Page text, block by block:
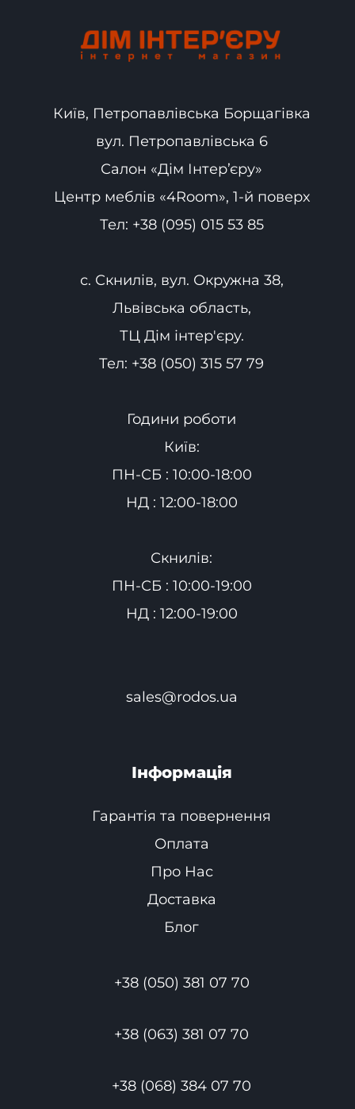
Київ, Петропавлівська Борщагівка
вул. Петропавлівська 6
Салон «Дім Інтер’єру»
Центр меблів «4Room», 1-й поверх
Тел: +38 (095) 015 53 85
с. Скнилів, вул. Окружна 38,
Львівська область,
ТЦ Дім інтер'єру.
Тел: +38 (050) 315 57 79
Години роботи
Київ:
ПН-СБ : 10:00-18:00
НД : 12:00-18:00
Скнилів:
ПН-СБ : 10:00-19:00
НД : 12:00-19:00
sales@rodos.ua
Інформація
Гарантія та повернення
Оплата
Про Нас
Доставка
Блог
+38 (050) 381 07 70
+38 (063) 381 07 70
+38 (068) 384 07 70